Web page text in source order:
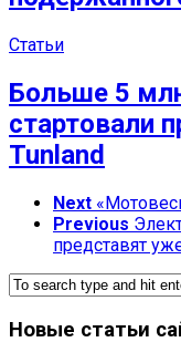
Статьи
Больше 5
стартовали
Tunland
Next
Previous
представят
Новые статьи